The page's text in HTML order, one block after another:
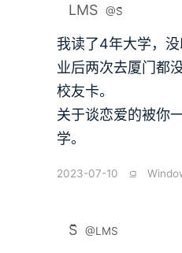
LMS @S̆̈
我读了4年大学，
业后两次去厦门都
校友卡。
关于谈恋爱的被你
学。
2023-07-10 ⫑
S̆̈ @LMS